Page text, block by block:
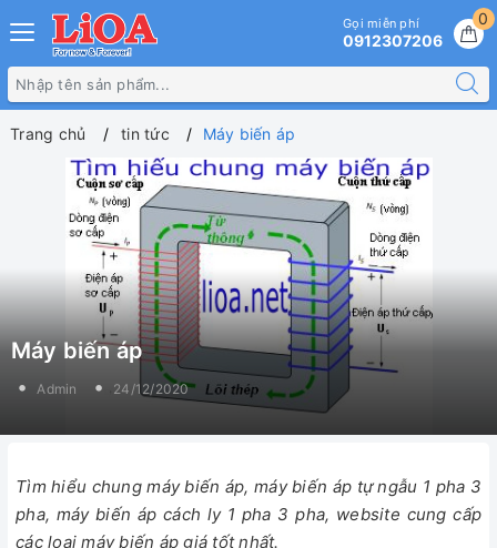
0
Gọi miễn phí
0912307206
Trang chủ tin tức Máy biến áp
Máy biến áp
Admin 24/12/2020
Tìm hiểu chung máy biến áp, máy biến áp tự ngẫu 1 pha 3
pha, máy biến áp cách ly 1 pha 3 pha, website cung cấp
các loại máy biến áp giá tốt nhất.